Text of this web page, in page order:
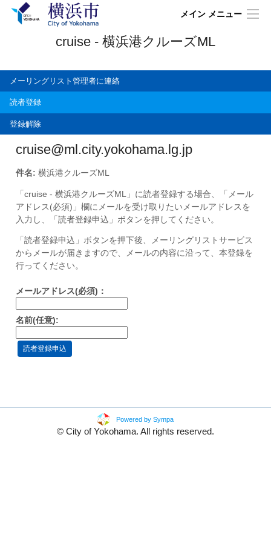
メイン メニュー
cruise - 横浜港クルーズML
メーリングリスト管理者に連絡
読者登録
登録解除
cruise@ml.city.yokohama.lg.jp
件名: 横浜港クルーズML
「cruise - 横浜港クルーズML」に読者登録する場合、「メール
アドレス(必須)」欄にメールを受け取りたいメールアドレスを
入力し、「読者登録申込」ボタンを押してください。
「読者登録申込」ボタンを押下後、メーリングリストサービス
からメールが届きますので、メールの内容に沿って、本登録を
行ってください。
メールアドレス(必須)：
名前(任意):
Powered by Sympa
© City of Yokohama. All rights reserved.